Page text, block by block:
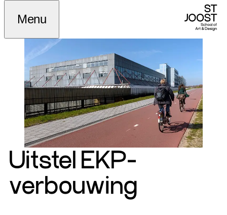
Menu
Uitstel EKP-
verbouwing